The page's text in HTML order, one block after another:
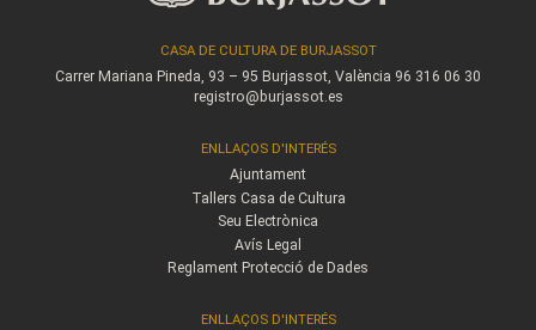
CASA DE CULTURA DE BURJASSOT
Carrer Mariana Pineda, 93 – 95 Burjassot, València 96 316 06 30
registro@burjassot.es
ENLLAÇOS D'INTERÉS
Ajuntament
Tallers Casa de Cultura
Seu Electrònica
Avís Legal
Reglament Protecció de Dades
ENLLAÇOS D'INTERÉS